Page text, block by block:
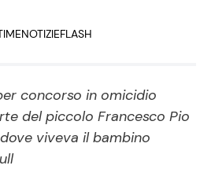
Reality e Talent
concorso in omicidio
del piccolo Francesco Pio
viveva il bambino